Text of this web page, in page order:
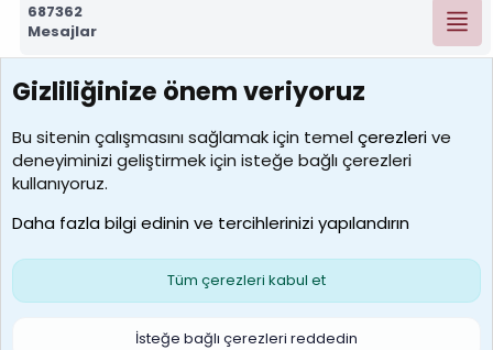
687362
Mesajlar
7392
Kullanıcılar
MosesBrownHayranı
Son üye
Çerezler
S
Gizliliğinize önem veriyoruz
Bu sitenin çalışmasını sağlamak için temelçerezlerive
deneyiminizi geliştirmek için isteğe bağlı çerezleri
kullanıyoruz.
Daha fazla bilgi edinin ve tercihlerinizi yapılandırın
Tüm çerezleri kabul et
İsteğe bağlı çerezleri reddedin